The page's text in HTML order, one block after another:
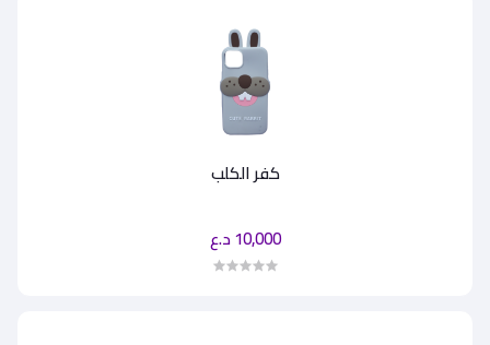
كفر الكلب
10,000 د.ع